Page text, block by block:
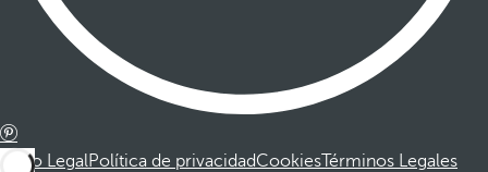
Aviso LegalPolítica de privacidadCookiesTérminos Legales